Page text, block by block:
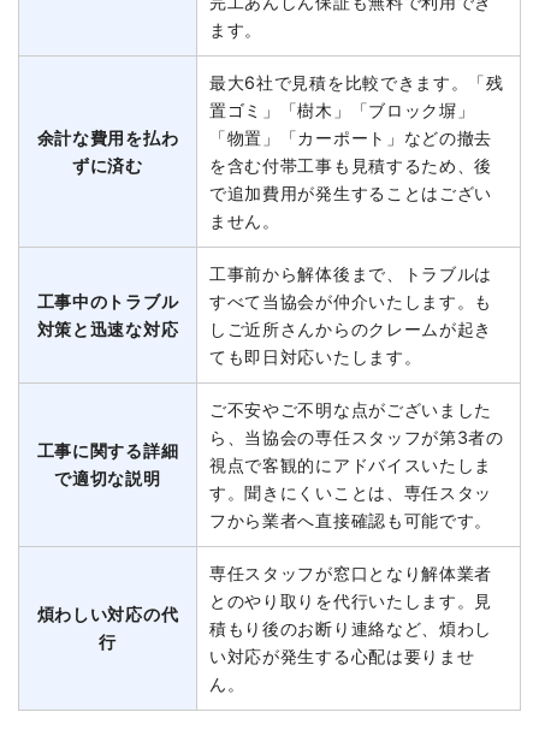
ます。
余計な費用を払わ
ずに済む
最大6社で見積を比較できます。「残
置ゴミ」「樹木」「ブロック塀」
「物置」「カーポート」などの撤去
を含む付帯工事も見積するため、後
で追加費用が発生することはござい
ません。
工事中のトラブル
対策と迅速な対応
工事前から解体後まで、トラブルは
すべて当協会が仲介いたします。も
しご近所さんからのクレームが起き
ても即日対応いたします。
工事に関する詳細
で適切な説明
ご不安やご不明な点がございました
ら、当協会の専任スタッフが第3者の
視点で客観的にアドバイスいたしま
す。聞きにくいことは、専任スタッ
フから業者へ直接確認も可能です。
煩わしい対応の代
行
専任スタッフが窓口となり解体業者
とのやり取りを代行いたします。見
積もり後のお断り連絡など、煩わし
い対応が発生する心配は要りませ
ん。